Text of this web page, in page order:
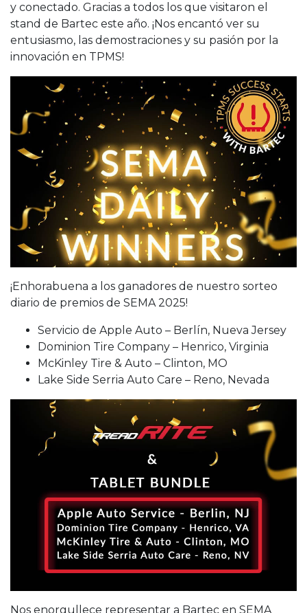
y conectado. Gracias a todos los que visitaron el
stand de Bartec este año. ¡Nos encantó ver su
entusiasmo, las demostraciones y su pasión por la
innovación en TPMS!
¡Enhorabuena a los ganadores de nuestro sorteo
diario de premios de SEMA 2025!
Servicio de Apple Auto – Berlín, Nueva Jersey
Dominion Tire Company – Henrico, Virginia
McKinley Tire & Auto – Clinton, MO
Lake Side Serria Auto Care – Reno, Nevada
Nos enorgullece representar a Bartec en SEMA